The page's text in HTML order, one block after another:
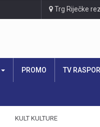
Trg Riječke
PROMO TV
KULT KULTURE